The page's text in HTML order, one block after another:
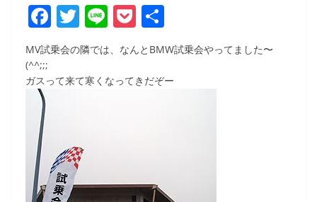
F
a
c
e
o
k
T
w
itt
er
Li
e
P
o
ck
et
有
MV試乗会の隣では、なんとBMW試乗会やってました〜
(^^;;;
ガスって来て寒くなってきだぞー